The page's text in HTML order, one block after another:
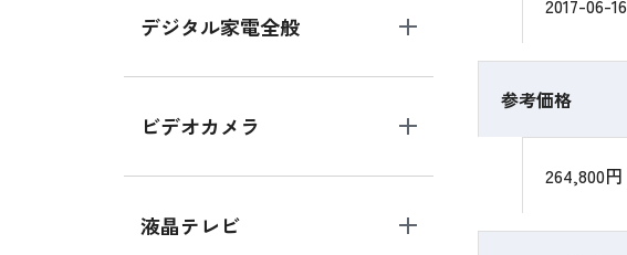
デジタル家電全般
ビデオカメラ
液晶テレビ
2017-06-16
参考価格
264,800円